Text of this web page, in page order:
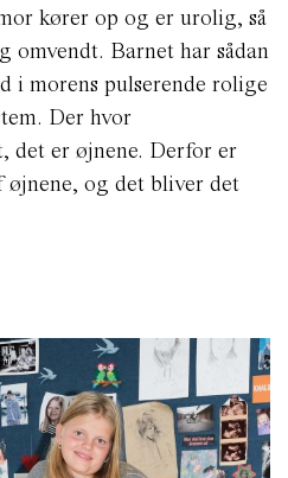
kører op og er urolig, så
omvendt. Barnet har sådan
morens pulserende rolige
Der hvor
det er øjnene. Derfor er
og det bliver det